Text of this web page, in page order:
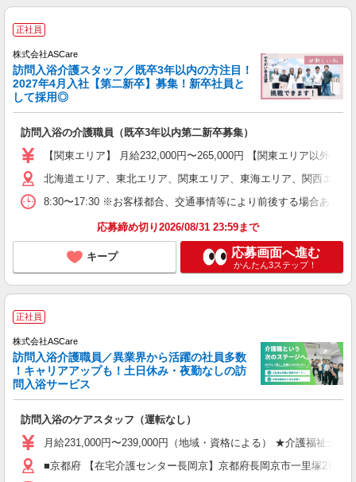
正社員
株式会社ASCare
訪問入浴介護スタッフ／既卒3年以内の方注目！
2027年4月入社【第二新卒】募集！新卒社員と
して採用◎
訪問入浴の介護職員（既卒3年以内第二新卒募集）
【関東エリア】 月給232,000円〜265,000円 【関東エリア以外
北海道エリア、東北エリア、関東エリア、東海エリア、関西エ
8:30〜17:30 ※お客様都合、交通事情等により前後する場合あり
応募締め切り2026/08/31 23:59まで
キープ 応募画面へ進む
かんたん3ステップ！
正社員
株式会社ASCare
訪問入浴介護職員／異業界から活躍の社員多数
！キャリアアップも！土日休み・夜勤なしの訪
問入浴サービス
訪問入浴のケアスタッフ（運転なし）
月給231,000円〜239,000円（地域・資格による） ★介護福祉士の
■京都府 【在宅介護センター長岡京】京都府長岡京市一里塚2番